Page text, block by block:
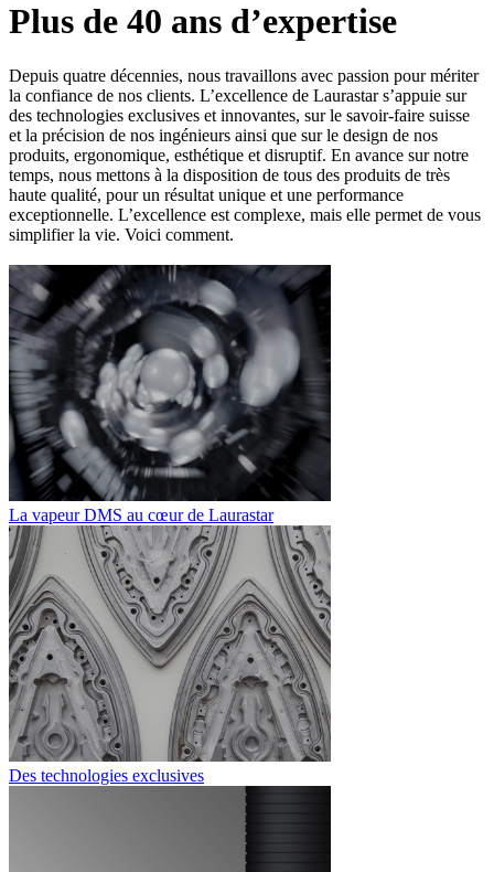
Plus de 40 ans d’expertise
Depuis quatre décennies, nous travaillons avec passion pour mériter
la confiance de nos clients. L’excellence de Laurastar s’appuie sur
des technologies exclusives et innovantes, sur le savoir-faire suisse
et la précision de nos ingénieurs ainsi que sur le design de nos
produits, ergonomique, esthétique et disruptif. En avance sur notre
temps, nous mettons à la disposition de tous des produits de très
haute qualité, pour un résultat unique et une performance
exceptionnelle. L’excellence est complexe, mais elle permet de vous
simplifier la vie. Voici comment.
La vapeur DMS au cœur de Laurastar
Des technologies exclusives